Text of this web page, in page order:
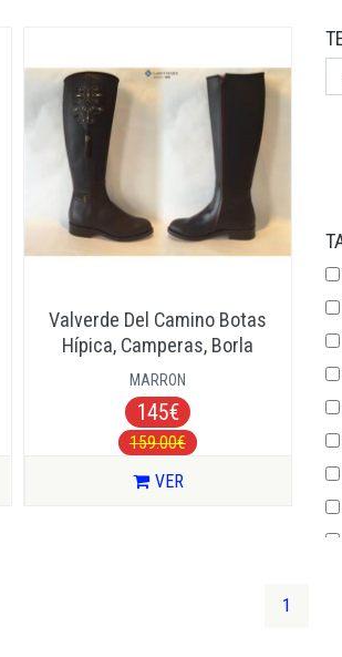
Valverde Del Camino Botas
Hípica, Camperas, Borla
MARRON
145€
159.00€
VER
1